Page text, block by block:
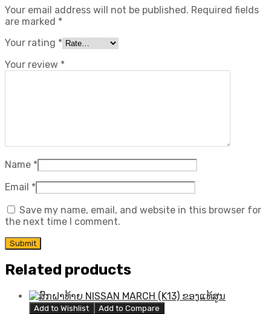
Your email address will not be published. Required fields
are marked *
Your rating *
Your review *
Name *
Email *
Save my name, email, and website in this browser for
the next time I comment.
Related products
Add to Wishlist Add to Compare